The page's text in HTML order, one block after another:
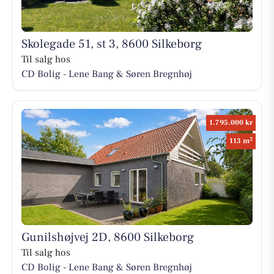
Skolegade 51, st 3, 8600 Silkeborg
Til salg hos
CD Bolig - Lene Bang & Søren Bregnhøj
1.795.000 kr
113 m2
Gunilshøjvej 2D, 8600 Silkeborg
Til salg hos
CD Bolig - Lene Bang & Søren Bregnhøj